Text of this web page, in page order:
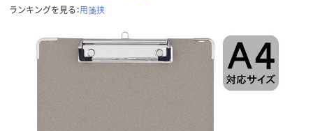
ランキングを見る：用箋挟